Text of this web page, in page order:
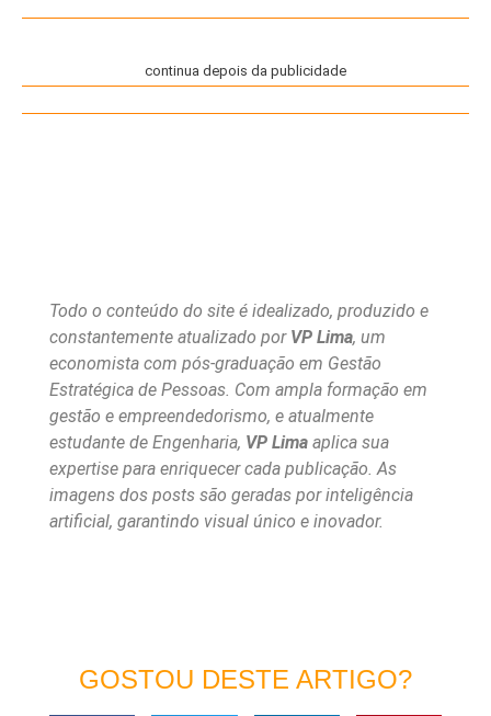
continua depois da publicidade
Todo o conteúdo do site é idealizado, produzido e
constantemente atualizado por VP Lima, um
economista com pós-graduação em Gestão
Estratégica de Pessoas. Com ampla formação em
gestão e empreendedorismo, e atualmente
estudante de Engenharia, VP Lima aplica sua
expertise para enriquecer cada publicação. As
imagens dos posts são geradas por inteligência
artificial, garantindo visual único e inovador.
GOSTOU DESTE ARTIGO?